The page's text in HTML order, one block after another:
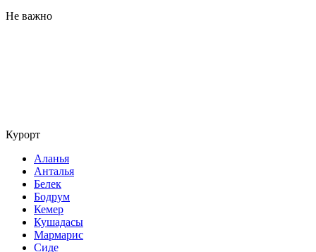
Не важно
Курорт
Аланья
Анталья
Белек
Бодрум
Кемер
Кушадасы
Мармарис
Сиде